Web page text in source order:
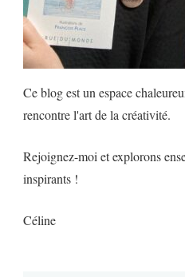
Ce blog est un espace
rencontre l'art de la créativité.
Rejoignez-moi et explorons
inspirants !
Céline